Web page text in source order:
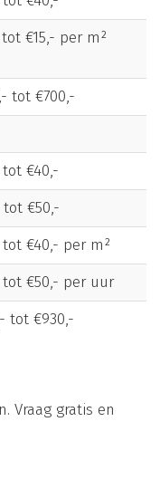
€15,- per m²
tot €700,-
tot €40,-
tot €50,-
tot €40,- per m²
tot €50,- per uur
tot €930,-
Vraag gratis en